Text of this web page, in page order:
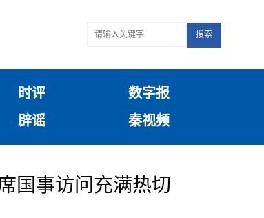
搜索
时评
数字报
辟谣 秦视频
国事访问充满热切